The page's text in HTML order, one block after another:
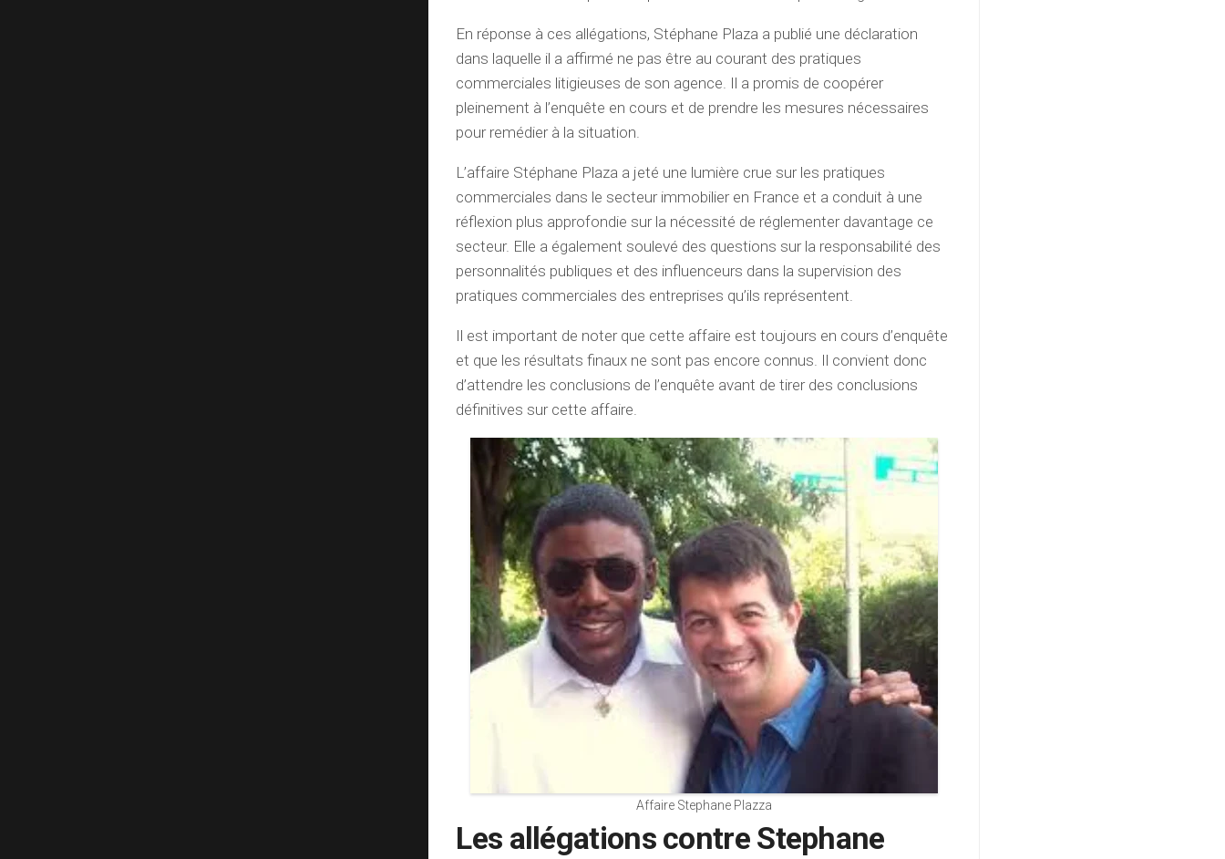
En réponse à ces allégations, Stéphane Plaza a publié une déclaration
dans laquelle il a affirmé ne pas être au courant des pratiques
commerciales litigieuses de son agence. Il a promis de coopérer
pleinement à l’enquête en cours et de prendre les mesures nécessaires
pour remédier à la situation.
L’affaire Stéphane Plaza a jeté une lumière crue sur les pratiques
commerciales dans le secteur immobilier en France et a conduit à une
réflexion plus approfondie sur la nécessité de réglementer davantage ce
secteur. Elle a également soulevé des questions sur la responsabilité des
personnalités publiques et des influenceurs dans la supervision des
pratiques commerciales des entreprises qu’ils représentent.
Il est important de noter que cette affaire est toujours en cours d’enquête
et que les résultats finaux ne sont pas encore connus. Il convient donc
d’attendre les conclusions de l’enquête avant de tirer des conclusions
définitives sur cette affaire.
Affaire Stephane Plazza
Les allégations contre Stephane